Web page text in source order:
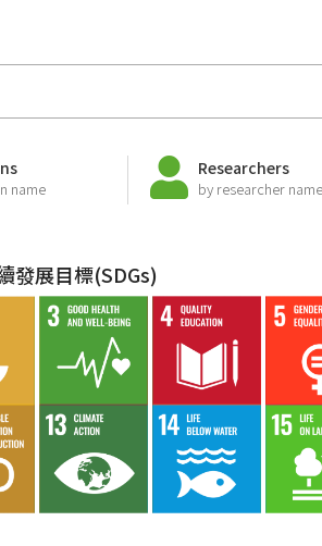
name
Researchers
by researcher name
發展目標(SDGs)